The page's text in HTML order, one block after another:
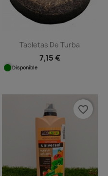
Tabletas De Turba
7,15 €
Disponible
favorite_border